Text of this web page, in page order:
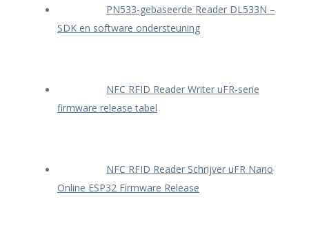
PN533-gebaseerde Reader DL533N –
SDK en software ondersteuning
NFC RFID Reader Writer uFR-serie
firmware release tabel
NFC RFID Reader Schrijver uFR Nano
Online ESP32 Firmware Release